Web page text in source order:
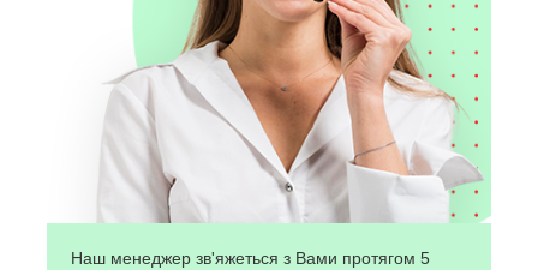
Наш менеджер зв'яжеться з Вами протягом 5